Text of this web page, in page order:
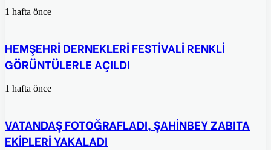
1 hafta önce
HEMŞEHRİ DERNEKLERİ FESTİVALİ RENKLİ
GÖRÜNTÜLERLE AÇILDI
1 hafta önce
VATANDAŞ FOTOĞRAFLADI, ŞAHİNBEY ZABITA
EKİPLERİ YAKALADI